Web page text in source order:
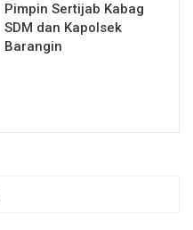
Pimpin Sertijab Kabag
SDM dan Kapolsek
Barangin